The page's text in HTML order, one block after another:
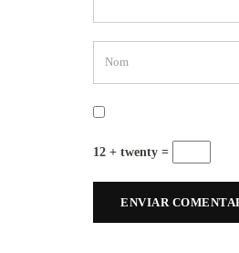
12 + twenty =